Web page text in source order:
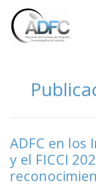
contenido
ADFC en los
y el FICCI